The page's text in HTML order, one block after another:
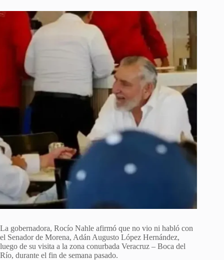
La gobernadora, Rocío Nahle afirmó que no vio ni habló con
el Senador de Morena, Adán Augusto López Hernández,
luego de su visita a la zona conurbada Veracruz – Boca del
Río, durante el fin de semana pasado.